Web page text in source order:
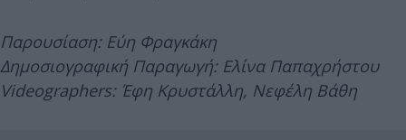
Παρουσίαση: Εύη Φραγκάκη
Δημοσιογραφική Παραγωγή: Ελίνα Παπαχρήστου
Videographers: Έφη Κρυστάλλη, Νεφέλη Βάθη